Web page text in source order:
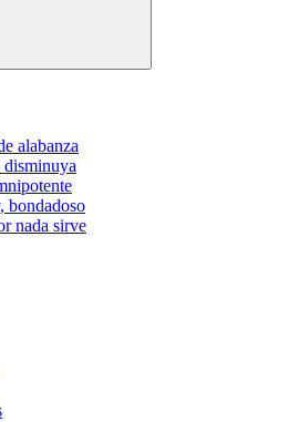
alabanza
bondadoso
nada sirve